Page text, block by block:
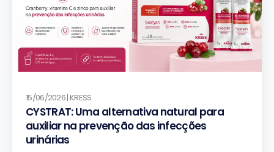
15/06/2026 | KRESS
CYSTRAT: Uma alternativa natural para
auxiliar na prevenção das infecções
urinárias